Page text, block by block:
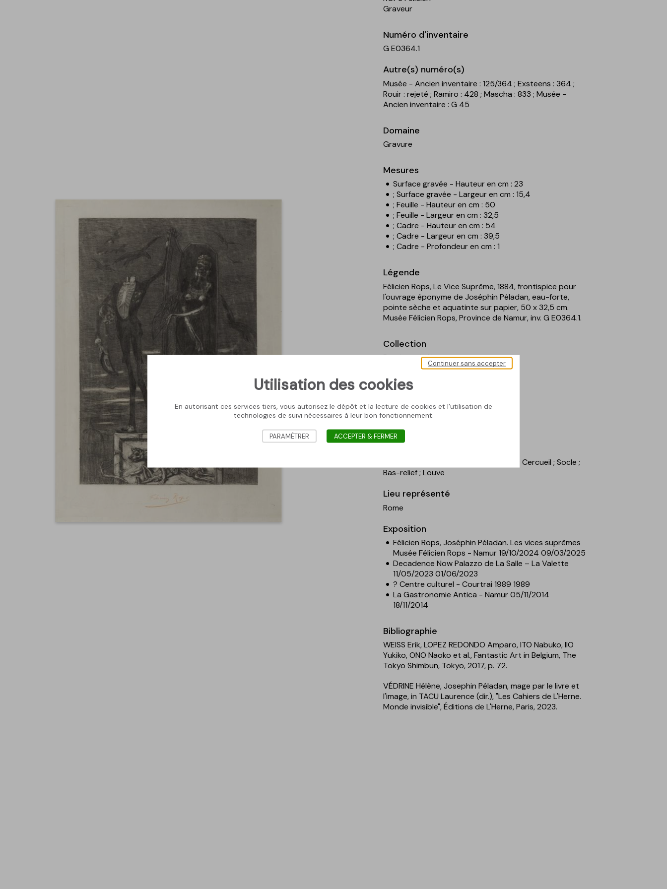
Graveur
Numéro d'inventaire
G E0364.1
Autre(s) numéro(s)
Musée - Ancien inventaire : 125/364 ; Exsteens : 364 ;
Rouir : rejeté ; Ramiro : 428 ; Mascha : 833 ; Musée -
Ancien inventaire : G 45
Domaine
Gravure
Mesures
Surface gravée - Hauteur en cm : 23
; Surface gravée - Largeur en cm : 15,4
; Feuille - Hauteur en cm : 50
; Feuille - Largeur en cm : 32,5
; Cadre - Hauteur en cm : 54
; Cadre - Largeur en cm : 39,5
; Cadre - Profondeur en cm : 1
Légende
Félicien Rops, Le Vice Suprême, 1884, frontispice pour
l'ouvrage éponyme de Joséphin Péladan, eau-forte,
pointe sèche et aquatinte sur papier, 50 x 32,5 cm.
Musée Félicien Rops, Province de Namur, inv. G E0364.1.
Collection
Province de Namur
Statut
Non exposé
Personne représentée
Romulus
; Cercueil ; Socle ;
Bas-relief; Louve
Lieu représenté
Rome
Exposition
Félicien Rops, Joséphin Péladan. Les vices suprêmes
Musée Félicien Rops - Namur 19/10/2024 09/03/2025
Decadence Now Palazzo de La Salle – La Valette
11/05/2023 01/06/2023
? Centre culturel - Courtrai 1989 1989
La Gastronomie Antica - Namur 05/11/2014
18/11/2014
Bibliographie
WEISS Erik, LOPEZ REDONDO Amparo, ITO Nabuko, IIO
Yukiko, ONO Naoko et al., Fantastic Art in Belgium, The
Tokyo Shimbun, Tokyo, 2017, p. 72.
VÉDRINE Hélène, Josephin Péladan, mage par le livre et
l'image, in TACU Laurence (dir.), "Les Cahiers de L'Herne.
Monde invisible", Éditions de L'Herne, Paris, 2023.
Utilisation des cookies
En autorisant ces services tiers, vous autorisez le dépôt et la lecture de cookies et l'utilisation de
technologies de suivi nécessaires à leur bon fonctionnement.
Continuer sans accepter
PARAMÉTRER ACCEPTER & FERMER